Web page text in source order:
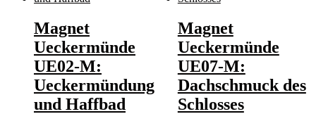
Magnet
Ueckermünde
UE02-M:
Ueckermündung
und Haffbad
Magnet
Ueckermünde
UE07-M:
Dachschmuck des
Schlosses